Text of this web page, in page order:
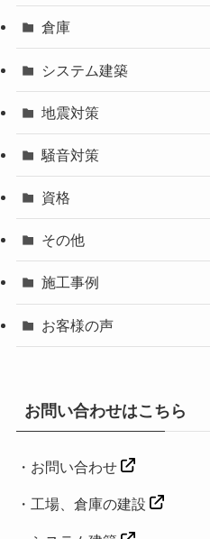
倉庫
システム建築
地震対策
騒音対策
資格
その他
施工事例
お客様の声
お問い合わせはこちら
・ お問い合わせ
・工場、倉庫の建設